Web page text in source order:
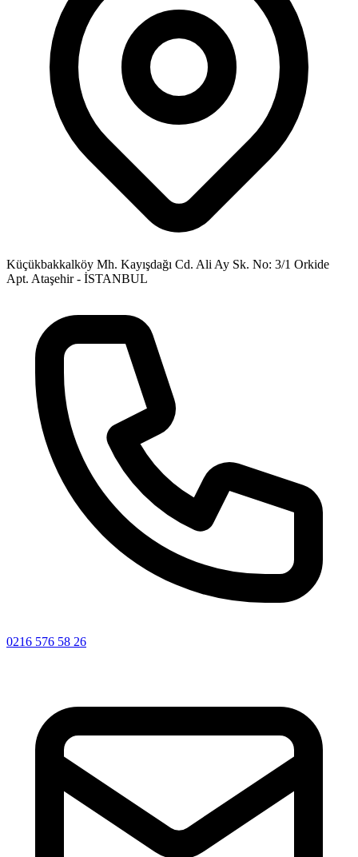
Küçükbakkalköy Mh. Kayışdağı Cd. Ali Ay Sk. No: 3/1 Orkide
Apt. Ataşehir - İSTANBUL
0216 576 58 26